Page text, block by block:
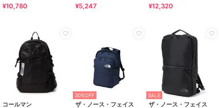
ック)
¥10,780 ¥5,247
ク)
¥12,320
コールマン
30%OFF
ザ・ノース・フェイス
SALE
ザ・ノース・フェイス